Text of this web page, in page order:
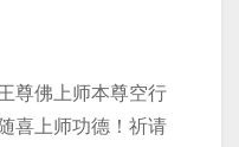
尊佛上师本尊空行
喜上师功德！祈请